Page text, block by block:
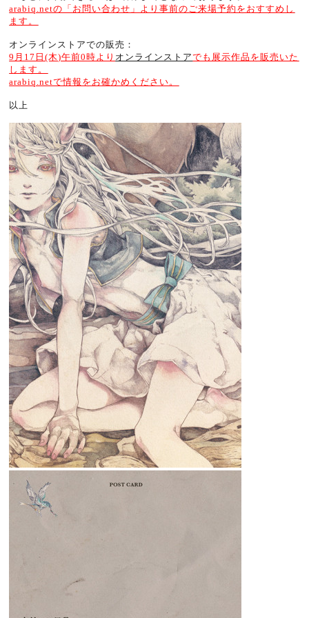
arabiq.netの「お問い合わせ」より事前のご来場予約をおすすめし
ます。
オンラインストアでの販売：
9月17日(木)午前0時より オンラインストアでも展示作品を販売いた
します。
arabiq.netで情報をお確かめください。
以上